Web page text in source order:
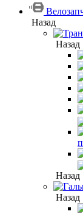
Назад
Назад
Назад
Назад